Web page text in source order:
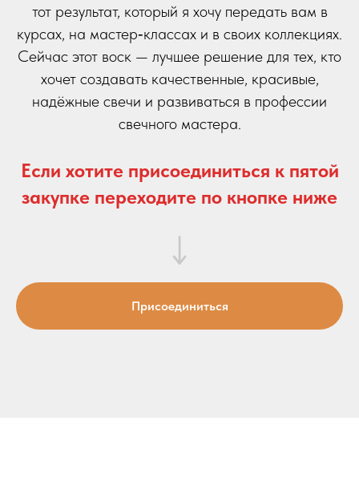
тот результат, который я хочу передать вам в
курсах, на мастер‑классах и в своих коллекциях.
Сейчас этот воск — лучшее решение для тех, кто
хочет создавать качественные, красивые,
надёжные свечи и развиваться в профессии
свечного мастера.
Если хотите присоединиться к пятой
закупке переходите по кнопке ниже
Присоединиться